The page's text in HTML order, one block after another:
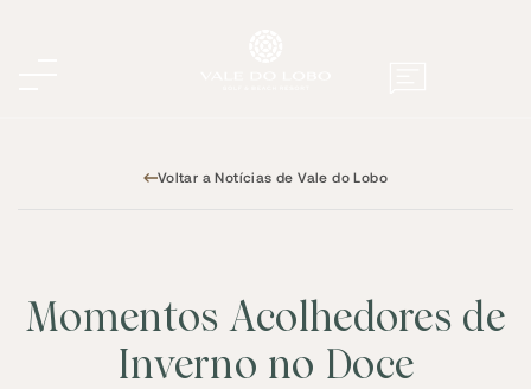
Voltar a Notícias de Vale do Lobo
Momentos Acolhedores de
Inverno no Doce